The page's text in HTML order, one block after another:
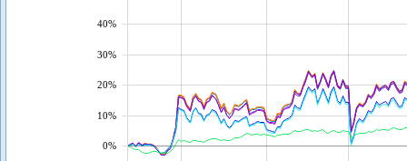
0%
10%
20%
30%
40%